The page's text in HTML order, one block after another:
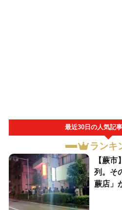
最近30日の人気記
ランキ
【蕨
列。そ
蕨店」